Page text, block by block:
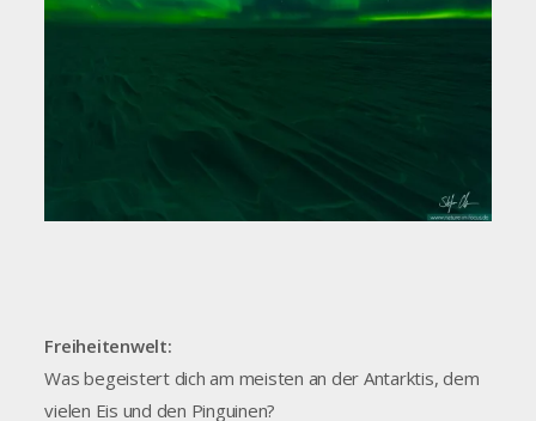
Freiheitenwelt:
Was begeistert dich am meisten an der Antarktis, dem
vielen Eis und den Pinguinen?